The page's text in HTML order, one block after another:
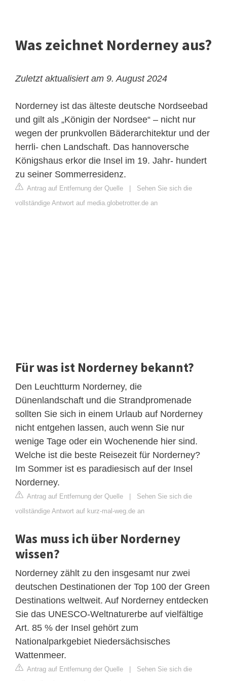
Was zeichnet Norderney aus?
Zuletzt aktualisiert am 9. August 2024
Norderney ist das älteste deutsche Nordseebad
und gilt als „Königin der Nordsee“ – nicht nur
wegen der prunkvollen Bäderarchitektur und der
herrli- chen Landschaft. Das hannoversche
Königshaus erkor die Insel im 19. Jahr- hundert
zu seiner Sommerresidenz.
Antrag auf Entfernung der Quelle
Sehen Sie sich die
vollständige Antwort auf media.globetrotter.de an
Für was ist Norderney bekannt?
Den Leuchtturm Norderney, die
Dünenlandschaft und die Strandpromenade
sollten Sie sich in einem Urlaub auf Norderney
nicht entgehen lassen, auch wenn Sie nur
wenige Tage oder ein Wochenende hier sind.
Welche ist die beste Reisezeit für Norderney?
Im Sommer ist es paradiesisch auf der Insel
Norderney.
Antrag auf Entfernung der Quelle
Sehen Sie sich die
vollständige Antwort auf kurz-mal-weg.de an
Was muss ich über Norderney
wissen?
Norderney zählt zu den insgesamt nur zwei
deutschen Destinationen der Top 100 der Green
Destinations weltweit. Auf Norderney entdecken
Sie das UNESCO-Weltnaturerbe auf vielfältige
Art. 85 % der Insel gehört zum
Nationalparkgebiet Niedersächsisches
Wattenmeer.
Antrag auf Entfernung der Quelle
Sehen Sie sich die